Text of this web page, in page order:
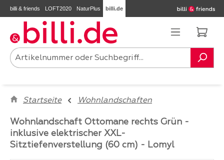
Zum Hauptinhalt springen
billi & friends LOFT2020 NaturPlus billi.de
Startseite Wohnlandschaften
Wohnlandschaft Ottomane rechts Grün -
inklusive elektrischer XXL-
Sitztiefenverstellung (60 cm) - Lomyl